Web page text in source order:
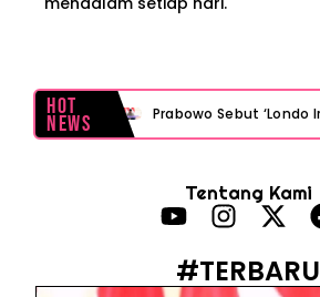
Hot
News
Tentang Kami
#TERBARU